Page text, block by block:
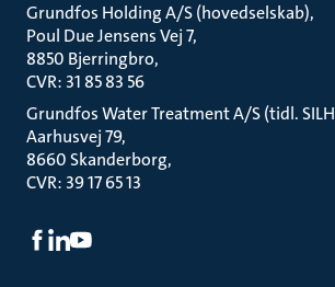
Grundfos Holding A/S (hovedselskab)
Poul Due Jensens Vej 7
8850 Bjerringbro
CVR: 31 85 83 56
Grundfos Water Treatment A/S (tidl.
Aarhusvej 79
8660 Skanderborg
CVR: 39 17 65 13